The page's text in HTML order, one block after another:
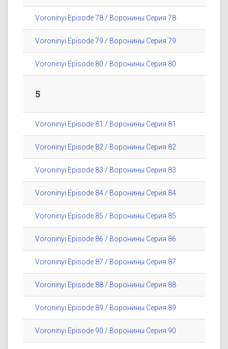
Voroninyi Episode 78 / Воронины Серия 78
Voroninyi Episode 79 / Воронины Серия 79
Voroninyi Episode 80 / Воронины Серия 80
5
Voroninyi Episode 81 / Воронины Серия 81
Voroninyi Episode 82 / Воронины Серия 82
Voroninyi Episode 83 / Воронины Серия 83
Voroninyi Episode 84 / Воронины Серия 84
Voroninyi Episode 85 / Воронины Серия 85
Voroninyi Episode 86 / Воронины Серия 86
Voroninyi Episode 87 / Воронины Серия 87
Voroninyi Episode 88 / Воронины Серия 88
Voroninyi Episode 89 / Воронины Серия 89
Voroninyi Episode 90 / Воронины Серия 90